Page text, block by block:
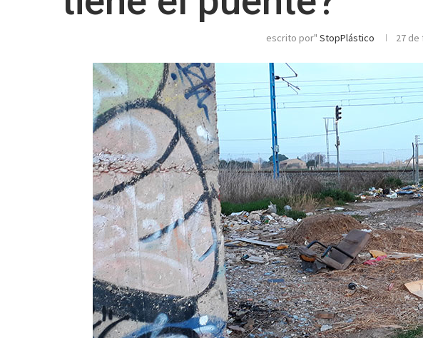
escrito por" StopPlástico 27 de